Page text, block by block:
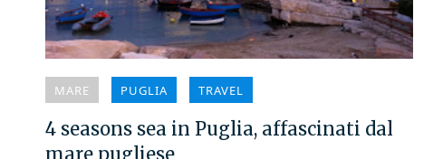
MARE PUGLIA TRAVEL
4 seasons sea in Puglia, affascinati dal
mare pugliese